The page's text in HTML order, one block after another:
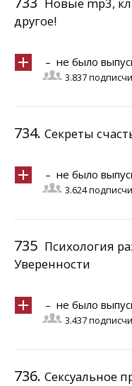
другое!
– не было
3.837
734. Секреты
– не было
3.624
735 Психология
Уверенности
– не было
3.437
736. Сексуальное